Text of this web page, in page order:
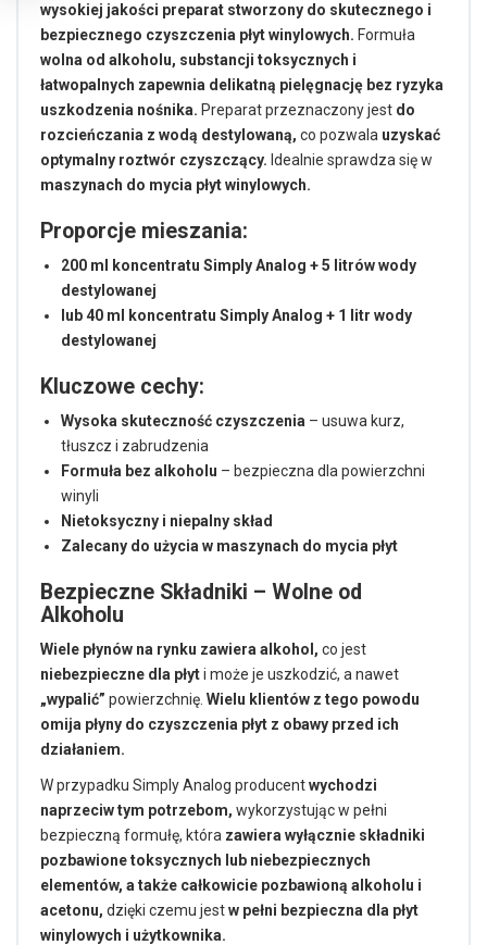
wysokiej jakości preparat stworzony do skutecznego i
bezpiecznego czyszczenia płyt winylowych. Formuła
wolna od alkoholu, substancji toksycznych i
łatwopalnych zapewnia delikatną pielęgnację bez ryzyka
uszkodzenia nośnika. Preparat przeznaczony jest do
rozcieńczania z wodą destylowaną, co pozwala uzyskać
optymalny roztwór czyszczący. Idealnie sprawdza się w
maszynach do mycia płyt winylowych.
Proporcje mieszania:
200 ml koncentratu Simply Analog + 5 litrów wody
destylowanej
lub 40 ml koncentratu Simply Analog + 1 litr wody
destylowanej
Kluczowe cechy:
Wysoka skuteczność czyszczenia – usuwa kurz,
tłuszcz i zabrudzenia
Formuła bez alkoholu – bezpieczna dla powierzchni
winyli
Nietoksyczny i niepalny skład
Zalecany do użycia w maszynach do mycia płyt
Bezpieczne Składniki – Wolne od
Alkoholu
Wiele płynów na rynku zawiera alkohol, co jest
niebezpieczne dla płyti może je uszkodzić, a nawet
„wypalić” powierzchnię. Wielu klientów z tego powodu
omija płyny do czyszczenia płyt z obawy przed ich
działaniem.
W przypadku Simply Analog producentwychodzi
naprzeciw tym potrzebom, wykorzystując w pełni
bezpieczną formułę, która zawiera wyłącznie składniki
pozbawione toksycznych lub niebezpiecznych
elementów, a także całkowicie pozbawioną alkoholu i
acetonu, dzięki czemu jestw pełni bezpieczna dla płyt
winylowych i użytkownika.